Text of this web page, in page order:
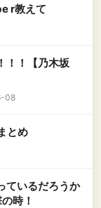
r教えて
！！【乃木坂
08
とめ
ているだろうか
時！